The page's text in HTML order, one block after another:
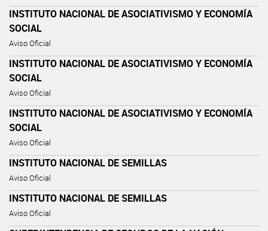
INSTITUTO NACIONAL DE ASOCIATIVISMO Y ECONOMÍA
SOCIAL
Aviso Oficial
INSTITUTO NACIONAL DE ASOCIATIVISMO Y ECONOMÍA
SOCIAL
Aviso Oficial
INSTITUTO NACIONAL DE ASOCIATIVISMO Y ECONOMÍA
SOCIAL
Aviso Oficial
INSTITUTO NACIONAL DE SEMILLAS
Aviso Oficial
INSTITUTO NACIONAL DE SEMILLAS
Aviso Oficial